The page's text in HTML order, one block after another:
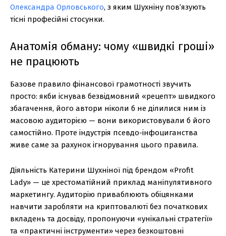
Олександра Орловського, з яким Шухніну пов’язують
тісні професійні стосунки.
Анатомія обману: чому «швидкі гроші»
не працюють
Базове правило фінансової грамотності звучить
просто: якби існував безвідмовний «рецепт» швидкого
збагачення, його автори ніколи б не ділилися ним із
масовою аудиторією — вони використовували б його
самостійно. Проте індустрія псевдо-інфоциганства
живе саме за рахунок ігнорування цього правила.
Діяльність Катерини Шухніної під брендом «Profit
Lady» — це хрестоматійний приклад маніпулятивного
маркетингу. Аудиторію приваблюють обіцянками
навчити заробляти на криптовалюті без початкових
вкладень та досвіду, пропонуючи «унікальні стратегії»
та «практичні інструменти» через безкоштовні